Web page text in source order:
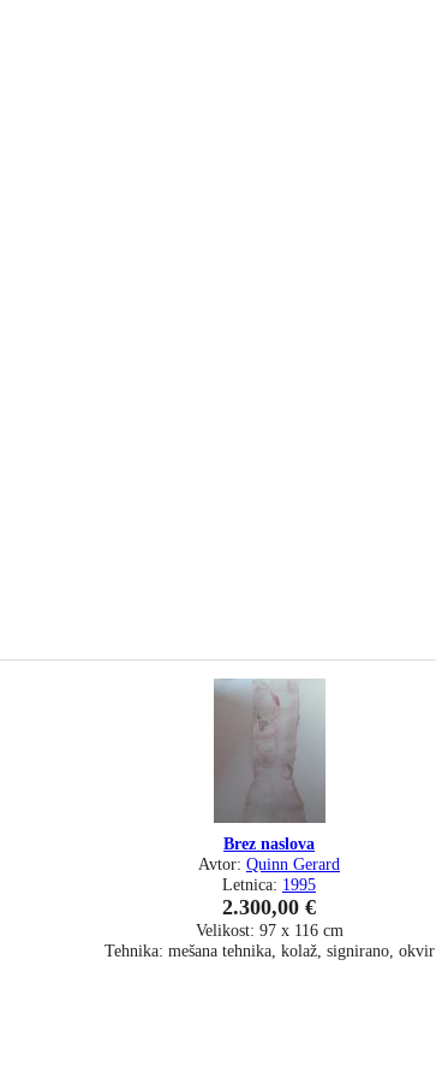
Brez naslova
Avtor: Quinn Gerard
Letnica: 1995
2.300,00 €
Velikost: 97 x 116 cm
Tehnika: mešana tehnika, kolaž, signirano, okvir